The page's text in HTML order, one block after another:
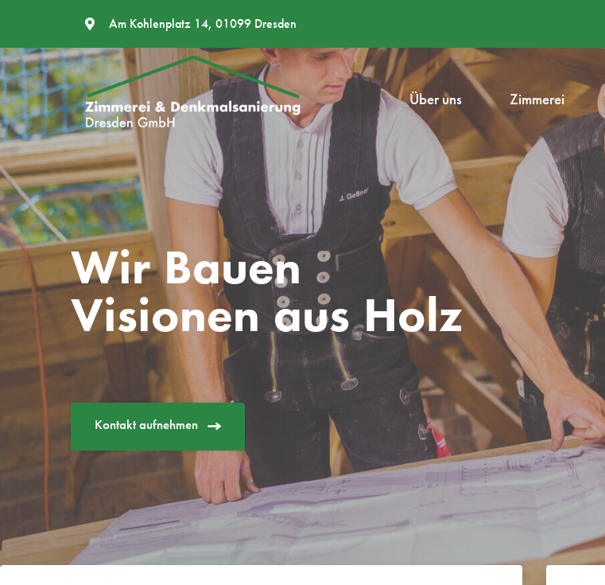
Am Kohlenplatz 14, 01099 Dresden
Über uns Zimmerei
Wir Bauen
Visionen aus Holz
Kontakt aufnehmen